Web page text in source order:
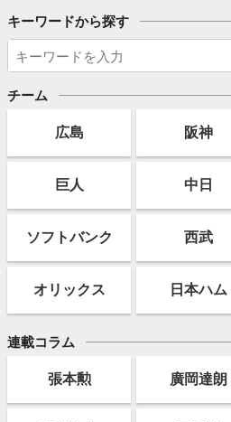
キーワードから探す
チーム
広島 阪神
巨人 中日
ソフトバンク 西武
オリックス 日本ハム
連載コラム
張本勲 廣岡達朗